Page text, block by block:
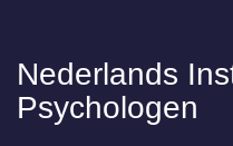
Nederlands
Psychologen